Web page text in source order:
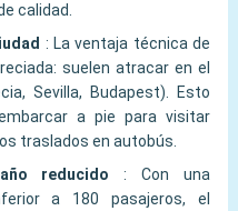
calidad.
: La ventaja técnica de
suelen atracar en el
Sevilla, Budapest). Esto
a pie para visitar
traslados en autobús.
reducido
:Con una
a 180 pasajeros, el